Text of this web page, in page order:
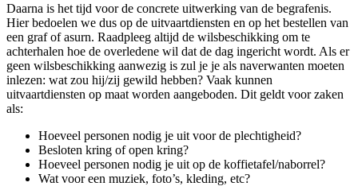
Daarna is het tijd voor de concrete uitwerking van de begrafenis.
Hier bedoelen we dus op de uitvaartdiensten en op het bestellen van
een graf of asurn. Raadpleeg altijd de wilsbeschikking om te
achterhalen hoe de overledene wil dat de dag ingericht wordt. Als er
geen wilsbeschikking aanwezig is zul je je als naverwanten moeten
inlezen: wat zou hij/zij gewild hebben? Vaak kunnen
uitvaartdiensten op maat worden aangeboden. Dit geldt voor zaken
als:
Hoeveel personen nodig je uit voor de plechtigheid?
Besloten kring of open kring?
Hoeveel personen nodig je uit op de koffietafel/naborrel?
Wat voor een muziek, foto’s, kleding, etc?